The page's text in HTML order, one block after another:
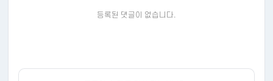
등록된 댓글이 없습니다.